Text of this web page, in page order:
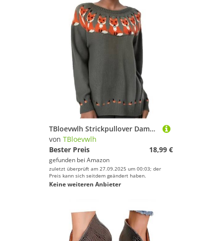
TBloevwlh Strickpullover Damen Oversize Pullover Damen Y2K Vintage Geometrische Plaid Sweater Langarm Loose Rundhals Strickpullover Casual Sweatshirt Pulli Elegant Jumper Oberteile Oversize Orange M
von TBloevwlh
Bester Preis
18,99 €
gefunden bei Amazon
zuletzt überprüft am 27.09.2025 um 00:03; der
Preis kann sich seitdem geändert haben.
Keine weiteren Anbieter